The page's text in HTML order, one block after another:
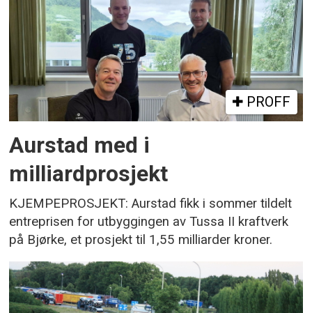
PROFF
Aurstad med i
milliardprosjekt
KJEMPEPROSJEKT: Aurstad fikk i sommer tildelt
entreprisen for utbyggingen av Tussa II kraftverk
på Bjørke, et prosjekt til 1,55 milliarder kroner.